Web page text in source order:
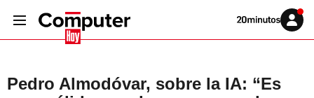
Volver
Iniciar
sesión
Pedro Almodóvar, sobre la IA: “Es